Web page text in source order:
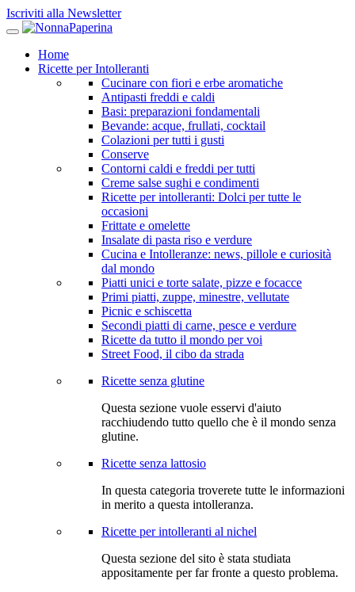
Iscriviti alla Newsletter
Home
Ricette per Intolleranti
Cucinare con fiori e erbe aromatiche
Antipasti freddi e caldi
Basi: preparazioni fondamentali
Bevande: acque, frullati, cocktail
Colazioni per tutti i gusti
Conserve
Contorni caldi e freddi per tutti
Creme salse sughi e condimenti
Ricette per intolleranti: Dolci per tutte le
occasioni
Frittate e omelette
Insalate di pasta riso e verdure
Cucina e Intolleranze: news, pillole e curiosità
dal mondo
Piatti unici e torte salate, pizze e focacce
Primi piatti, zuppe, minestre, vellutate
Picnic e schiscetta
Secondi piatti di carne, pesce e verdure
Ricette da tutto il mondo per voi
Street Food, il cibo da strada
Ricette senza glutine
Questa sezione vuole esservi d'aiuto
racchiudendo tutto quello che è il mondo senza
glutine.
Ricette senza lattosio
In questa categoria troverete tutte le informazioni
in merito a questa intolleranza.
Ricette per intolleranti al nichel
Questa sezione del sito è stata studiata
appositamente per far fronte a questo problema.